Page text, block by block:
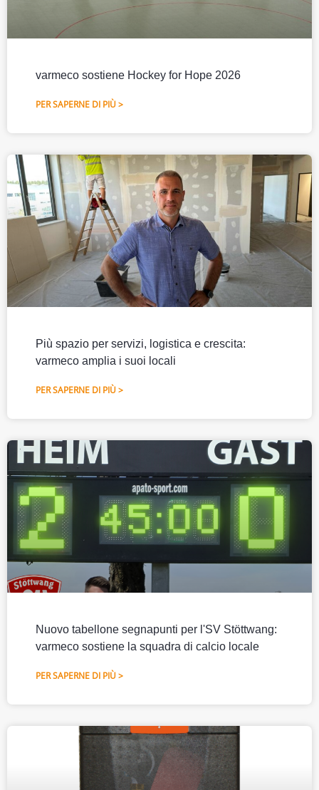
varmeco sostiene Hockey for Hope 2026
PER SAPERNE DI PIÙ >
Più spazio per servizi, logistica e crescita:
varmeco amplia i suoi locali
PER SAPERNE DI PIÙ >
Nuovo tabellone segnapunti per l'SV Stöttwang:
varmeco sostiene la squadra di calcio locale
PER SAPERNE DI PIÙ >